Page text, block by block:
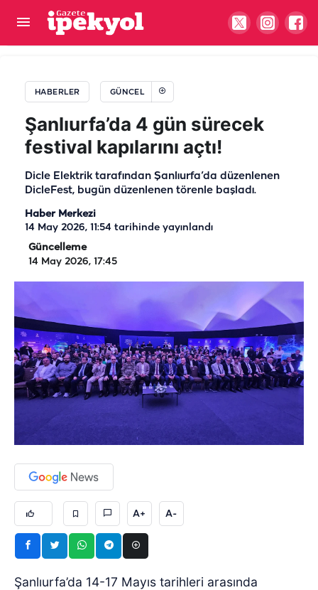
HABERLER GÜNCEL
Şanlıurfa’da 4 gün sürecek
festival kapılarını açtı!
Dicle Elektrik tarafından Şanlıurfa’da düzenlenen
DicleFest, bugün düzenlenen törenle başladı.
Haber Merkezi
14 May 2026, 11:54 tarihinde yayınlandı
Güncelleme
14 May 2026, 17:45
A+ A-
Şanlıurfa’da 14-17 Mayıs tarihleri arasında
Harran Üniversitesinde skandal iddia!